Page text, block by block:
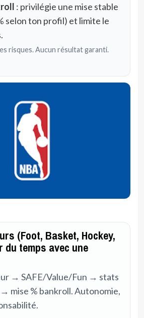
: privilégie une mise stable
selon ton profil) et limite le
risques. Aucun résultat garanti.
(Foot, Basket, Hockey,
du temps avec une
→ SAFE/Value/Fun → stats
mise % bankroll. Autonomie,